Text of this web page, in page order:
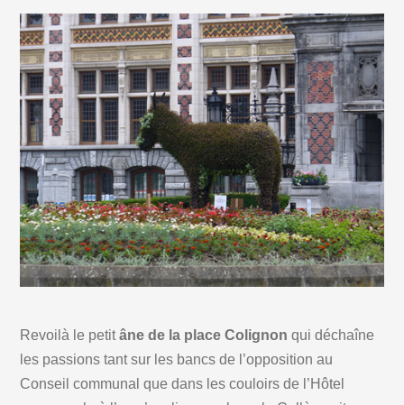
Revoilà le petitâne de la place Colignon qui déchaîne
les passions tant sur les bancs de l’opposition au
Conseil communal que dans les couloirs de l’Hôtel